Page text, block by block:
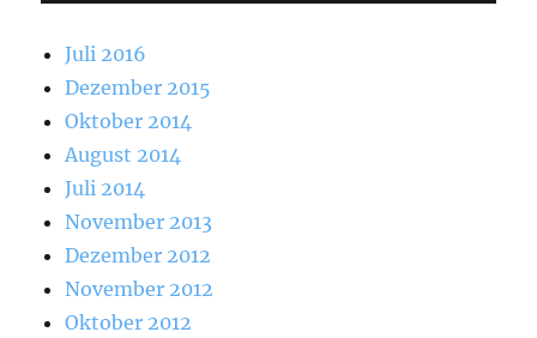
Juli 2016
Dezember 2015
Oktober 2014
August 2014
Juli 2014
November 2013
Dezember 2012
November 2012
Oktober 2012